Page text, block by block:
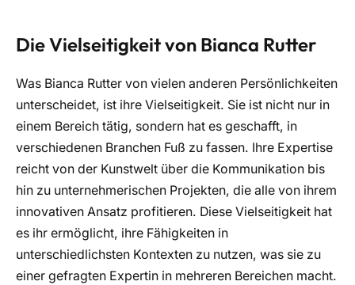
Die Vielseitigkeit von Bianca Rutter
Was Bianca Rutter von vielen anderen Persönlichkeiten
unterscheidet, ist ihre Vielseitigkeit. Sie ist nicht nur in
einem Bereich tätig, sondern hat es geschafft, in
verschiedenen Branchen Fuß zu fassen. Ihre Expertise
reicht von der Kunstwelt über die Kommunikation bis
hin zu unternehmerischen Projekten, die alle von ihrem
innovativen Ansatz profitieren. Diese Vielseitigkeit hat
es ihr ermöglicht, ihre Fähigkeiten in
unterschiedlichsten Kontexten zu nutzen, was sie zu
einer gefragten Expertin in mehreren Bereichen macht.